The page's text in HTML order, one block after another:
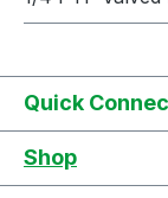
Quick
Shop